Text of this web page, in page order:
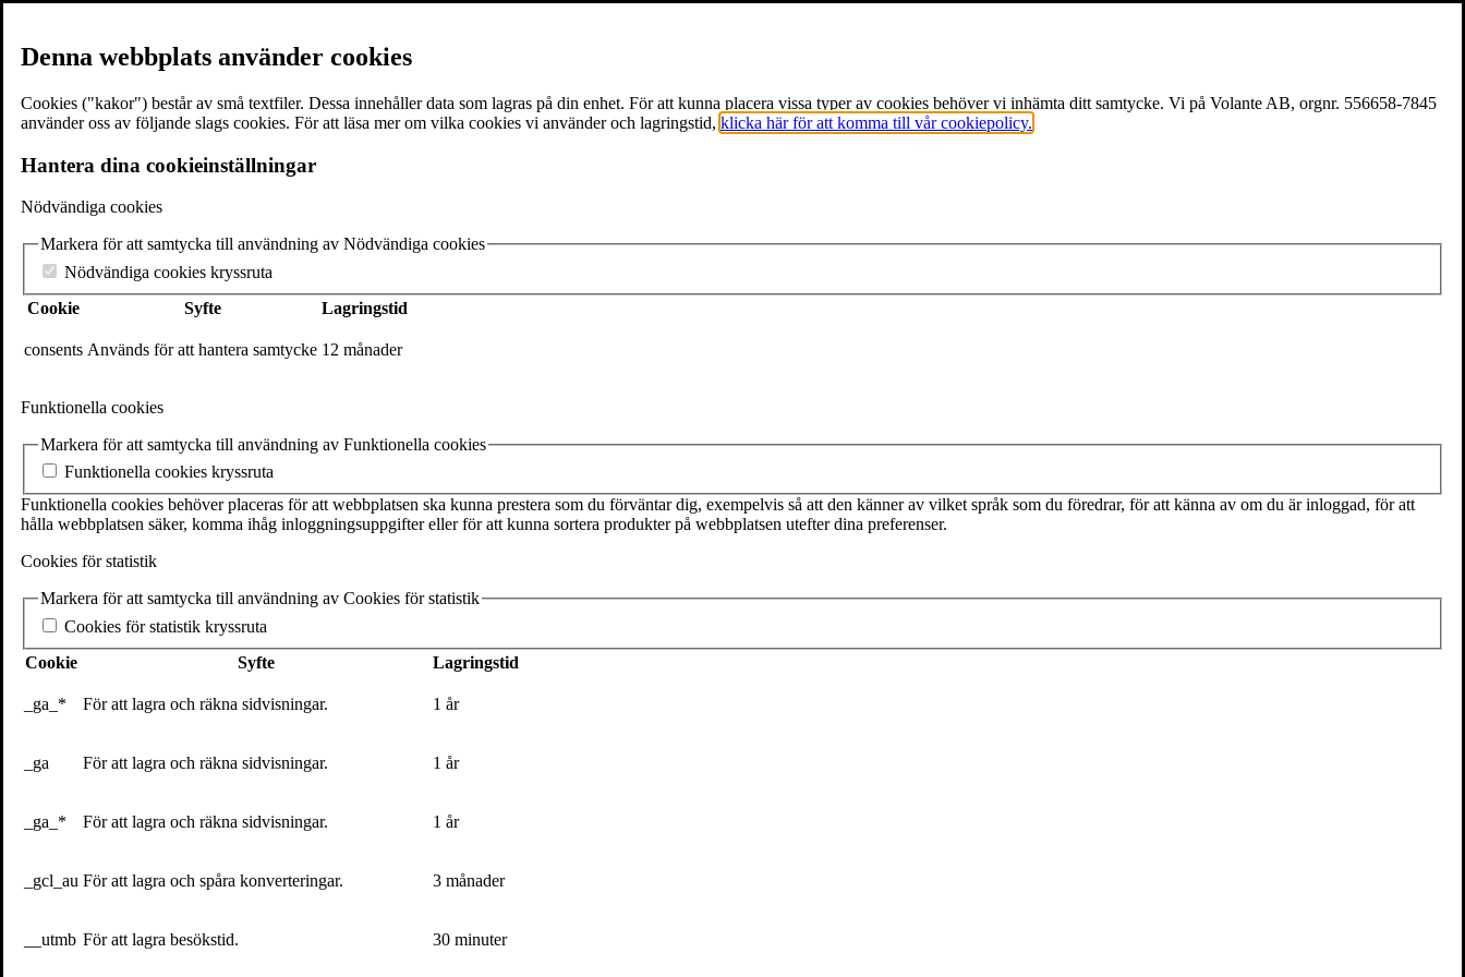
Meny
Böcker
Författare
Föreläsare
Texter & utdrag
Pressrum
Webshop
Volante
Stora Nygatan 7
SE-111 27 Stockholm
Sweden
+46(0) 8 702 15 19
Fler kontaktuppgifter
Cookieinställningar
Maja Alskog Bredberg har en bakgrund som journalist och PR-strateg. Hon rekryterades till ett toppjobb i reklambranschen, och började jobba med storbolagens hållbarhetsarbete. Men till slut blev skavet
_____________________________
– Jag ville skriva en bok om odling som jag tyckte saknades i bokhyllan. En bok som pratar om vägen till odling och vår relation till naturen. Som skriver ihop det vi äter med hur det odlas. En bok som tänker
Denna webbplats använder cookies
Cookies ("kakor") består av små textfiler. Dessa innehåller data som lagras på din enhet. För att kunna placera vissa typer av cookies behöver vi inhämta ditt samtycke. Vi på Volante AB, orgnr. 556658-7845
använder oss av följande slags cookies. För att läsa mer om vilka cookies vi använder och lagringstid, klicka här för att komma till vår cookiepolicy.
Hantera dina cookieinställningar
Nödvändiga cookies
Markera för att samtycka till användning av Nödvändiga cookies
Nödvändiga cookies kryssruta
Cookie
Syfte Lagringstid
consents Används för att hantera samtycke 12 månader
Funktionella cookies
Markera för att samtycka till användning av Funktionella cookies
Funktionella cookies kryssruta
Funktionella cookies behöver placeras för att webbplatsen ska kunna prestera som du förväntar dig, exempelvis så att den känner av vilket språk som du föredrar, för att känna av om du är inloggad, för att
hålla webbplatsen säker, komma ihåg inloggningsuppgifter eller för att kunna sortera produkter på webbplatsen utefter dina preferenser.
Cookies för statistik
Markera för att samtycka till användning av Cookies för statistik
Cookies för statistik kryssruta
Cookie
Syfte Lagringstid
_ga_* För att lagra och räkna sidvisningar. 1 år
_ga För att lagra och räkna sidvisningar. 1 år
_ga_* För att lagra och räkna sidvisningar. 1 år
_gcl_au För att lagra och spåra konverteringar. 3 månader
__utmb För att lagra besökstid. 30 minuter